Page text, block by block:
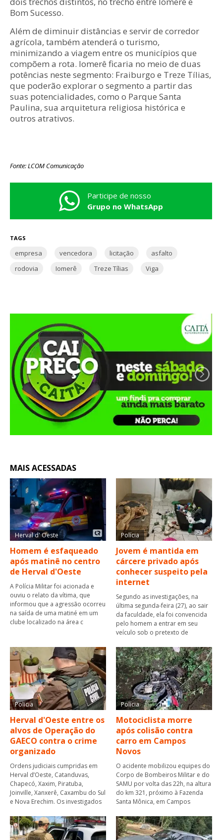
Bom Sucesso.
Além de diminuir distâncias e servir de corredor
agrícola, também atenderá o turismo,
minimizando a viagem entre os municípios que
compõem a rota. Iomerê ficaria no meio de duas
potências neste segmento: Fraiburgo e Treze Tílias,
que poderão explorar o segmento a partir das
suas potencialidades, como o Parque Santa
Paulina, sua arquitetura religiosa histórica e
outros atrativos.
Fonte: LCOM Comunicação
Participe de nosso
Grupo no WhatsApp
TAGS
empresa vencedora licitação
asfalto
rodovia
Iomerê Treze Tílias Viga
MAIS ACESSADAS
Herval d' Oeste
Homem é esfaqueado
após matinê no centro
de Herval d'Oeste
A Polícia Militar foi acionada e
ouviu o relato da vítima, que
informou que a agressão ocorreu
na saída de uma matiné em um
clube localizado na área c
Polícia
Jovem é mantida em
cárcere privado após
conhecer suspeito pela
internet
Segundo as investigações, na
última segunda-feira (27), ao sair
da faculdade, ela foi convencida
pelo homem a entrar em seu
veículo sob o pretexto de
Polícia
Herval d'Oeste entre os
alvos de Operação do
GAECO contra o crime
organizado
Ordens judiciais cumpridas em
Herval d’Oeste, Catanduvas,
Chapecó, Xaxim, Piratuba,
Joinville, Xanxerê, Caxambu do Sul
e Nova Erechim. Os investigados
Polícia
Motociclista morre
após colisão contra
carro em Campos
Novos
O acidente mobilizou equipes do
Corpo de Bombeiros Militar e do
SAMU por volta das 22h, na altura
do km 321, próximo à Fazenda
Santa Mônica, em Campos